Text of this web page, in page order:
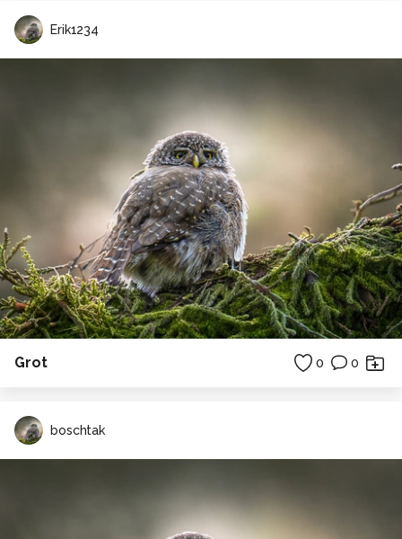
Erik1234
Grot 0 0
boschtak